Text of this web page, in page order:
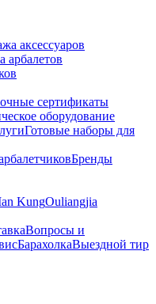
аксессуаров
арбалетов
Готовые наборы для
Бренды
KungOuliangjia
Вопросы и
БарахолкаВыездной тир